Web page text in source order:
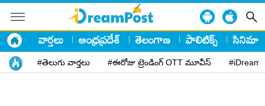
వార్తలు ఆంధ్రప్రదేశ్ తెలంగాణ పాలిటిక్స్ సినిమా
#తెలుగు వార్తలు #ఈరోజు ట్రెండింగ్ OTT మూవీస్